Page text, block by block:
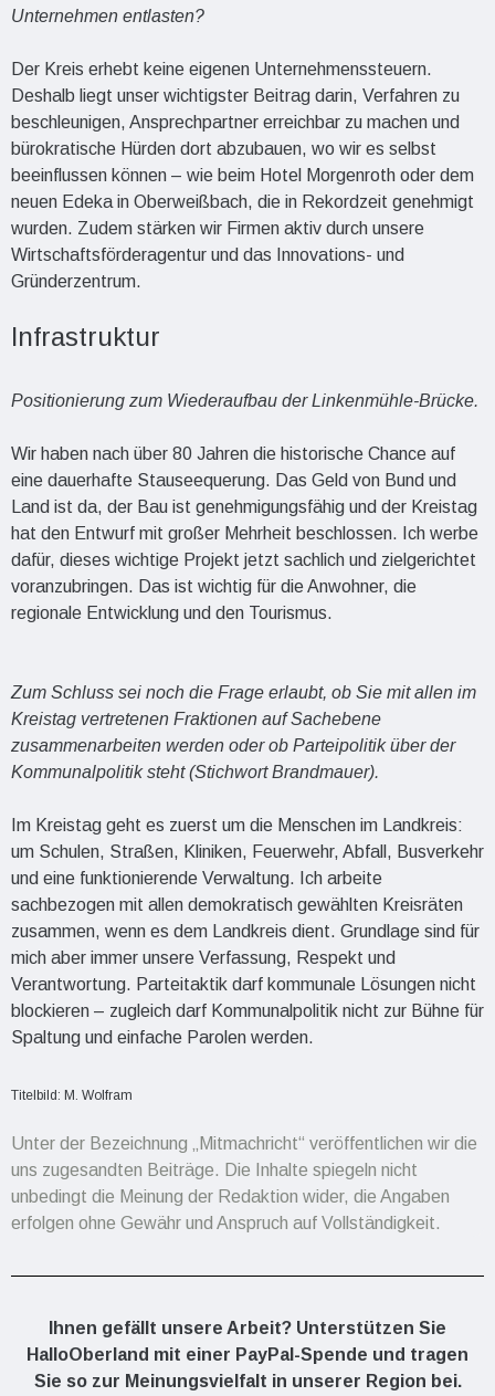
Unternehmen entlasten?
Der Kreis erhebt keine eigenen Unternehmenssteuern.
Deshalb liegt unser wichtigster Beitrag darin, Verfahren zu
beschleunigen, Ansprechpartner erreichbar zu machen und
bürokratische Hürden dort abzubauen, wo wir es selbst
beeinflussen können – wie beim Hotel Morgenroth oder dem
neuen Edeka in Oberweißbach, die in Rekordzeit genehmigt
wurden. Zudem stärken wir Firmen aktiv durch unsere
Wirtschaftsförderagentur und das Innovations- und
Gründerzentrum.
Infrastruktur
Positionierung zum Wiederaufbau der Linkenmühle-Brücke.
Wir haben nach über 80 Jahren die historische Chance auf
eine dauerhafte Stauseequerung. Das Geld von Bund und
Land ist da, der Bau ist genehmigungsfähig und der Kreistag
hat den Entwurf mit großer Mehrheit beschlossen. Ich werbe
dafür, dieses wichtige Projekt jetzt sachlich und zielgerichtet
voranzubringen. Das ist wichtig für die Anwohner, die
regionale Entwicklung und den Tourismus.
Zum Schluss sei noch die Frage erlaubt, ob Sie mit allen im
Kreistag vertretenen Fraktionen auf Sachebene
zusammenarbeiten werden oder ob Parteipolitik über der
Kommunalpolitik steht (Stichwort Brandmauer).
Im Kreistag geht es zuerst um die Menschen im Landkreis:
um Schulen, Straßen, Kliniken, Feuerwehr, Abfall, Busverkehr
und eine funktionierende Verwaltung. Ich arbeite
sachbezogen mit allen demokratisch gewählten Kreisräten
zusammen, wenn es dem Landkreis dient. Grundlage sind für
mich aber immer unsere Verfassung, Respekt und
Verantwortung. Parteitaktik darf kommunale Lösungen nicht
blockieren – zugleich darf Kommunalpolitik nicht zur Bühne für
Spaltung und einfache Parolen werden.
Titelbild: M. Wolfram
Unter der Bezeichnung „Mitmachricht“ veröffentlichen wir die
uns zugesandten Beiträge. Die Inhalte spiegeln nicht
unbedingt die Meinung der Redaktion wider, die Angaben
erfolgen ohne Gewähr und Anspruch auf Vollständigkeit.
Ihnen gefällt unsere Arbeit? Unterstützen Sie
HalloOberland mit einer PayPal-Spende und tragen
Sie so zur Meinungsvielfalt in unserer Region bei.